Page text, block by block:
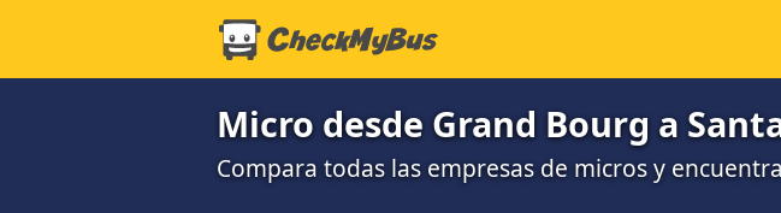
Micro desde Grand Bourg a
Compara todas las empresas de micros y